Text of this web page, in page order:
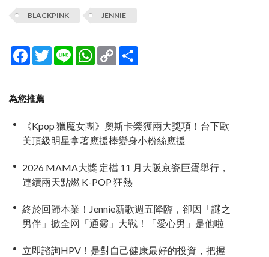
BLACKPINK JENNIE
Facebook
TwitterLine WhatsApp
Copy
Link
為您推薦
《Kpop 獵魔女團》奧斯卡榮獲兩大獎項！台下歐
美頂級明星拿著應援棒變身小粉絲應援
2026 MAMA大獎 定檔 11 月大阪京瓷巨蛋舉行，
連續兩天點燃 K-POP 狂熱
終於回歸本業！Jennie新歌週五降臨，卻因「謎之
男伴」掀全网「通靈」大戰！「愛心男」是他啦
立即諮詢HPV！是對自己健康最好的投資，把握